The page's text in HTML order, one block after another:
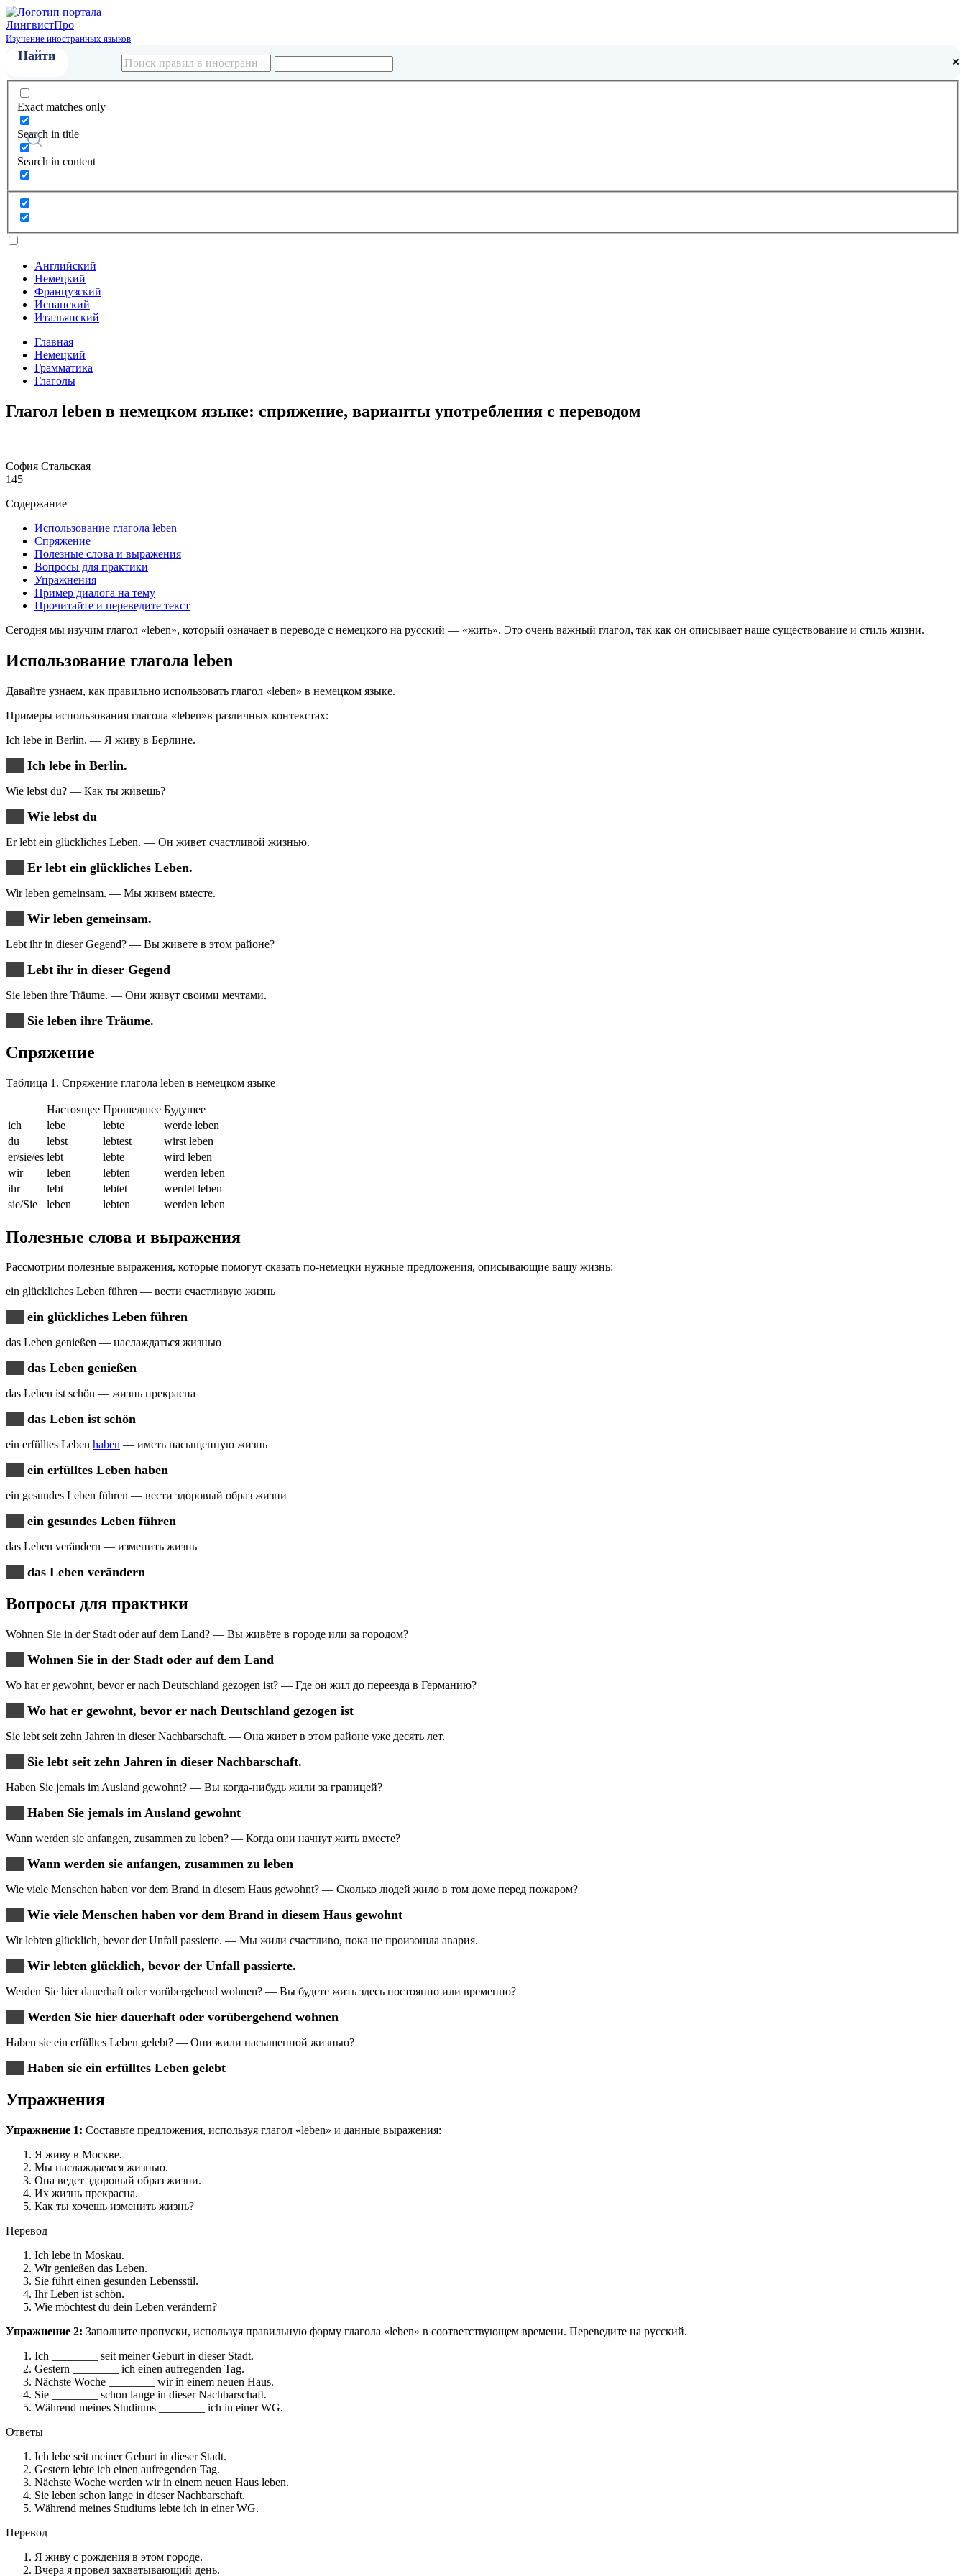
ЛингвистПро
Изучение иностранных языков
Exact matches only
Search in title
Search in content
Английский
Немецкий
Французский
Испанский
Итальянский
Главная
Немецкий
Грамматика
Глаголы
Глагол leben в немецком языке: спряжение, варианты употребления с переводом
София Стальская
145
Содержание
Использование глагола leben
Спряжение
Полезные слова и выражения
Вопросы для практики
Упражнения
Пример диалога на тему
Прочитайте и переведите текст
Сегодня мы изучим глагол «leben», который означает в переводе с немецкого на русский — «жить». Это очень важный глагол, так как он описывает наше существование и стиль жизни.
Использование глагола leben
Давайте узнаем, как правильно использовать глагол «leben» в немецком языке.
Примеры использования глагола «leben»в различных контекстах:
Ich lebe in Berlin. — Я живу в Берлине.
Ich lebe in Berlin.
Wie lebst du? — Как ты живешь?
Wie lebst du
Er lebt ein glückliches Leben. — Он живет счастливой жизнью.
Er lebt ein glückliches Leben.
Wir leben gemeinsam. — Мы живем вместе.
Wir leben gemeinsam.
Lebt ihr in dieser Gegend? — Вы живете в этом районе?
Lebt ihr in dieser Gegend
Sie leben ihre Träume. — Они живут своими мечтами.
Sie leben ihre Träume.
Спряжение
Таблица 1. Спряжение глагола leben в немецком языке
Настоящее Прошедшее Будущее
ich
lebe lebte
werde leben
du
lebst lebtest
wirst leben
er/sie/es lebt lebte
wird leben
wir
leben lebten
werden leben
ihr
lebt lebtet
werdet leben
sie/Sie
leben lebten werden leben
Полезные слова и выражения
Рассмотрим полезные выражения, которые помогут сказать по-немецки нужные предложения, описывающие вашу жизнь:
ein glückliches Leben führen — вести счастливую жизнь
ein glückliches Leben führen
das Leben genießen — наслаждаться жизнью
das Leben genießen
das Leben ist schön — жизнь прекрасна
das Leben ist schön
ein erfülltes Leben haben — иметь насыщенную жизнь
ein erfülltes Leben haben
ein gesundes Leben führen — вести здоровый образ жизни
ein gesundes Leben führen
das Leben verändern — изменить жизнь
das Leben verändern
Вопросы для практики
Wohnen Sie in der Stadt oder auf dem Land? — Вы живёте в городе или за городом?
Wohnen Sie in der Stadt oder auf dem Land
Wo hat er gewohnt, bevor er nach Deutschland gezogen ist? — Где он жил до переезда в Германию?
Wo hat er gewohnt, bevor er nach Deutschland gezogen ist
Sie lebt seit zehn Jahren in dieser Nachbarschaft. — Она живет в этом районе уже десять лет.
Sie lebt seit zehn Jahren in dieser Nachbarschaft.
Haben Sie jemals im Ausland gewohnt? — Вы когда-нибудь жили за границей?
Haben Sie jemals im Ausland gewohnt
Wann werden sie anfangen, zusammen zu leben? — Когда они начнут жить вместе?
Wann werden sie anfangen, zusammen zu leben
Wie viele Menschen haben vor dem Brand in diesem Haus gewohnt? — Сколько людей жило в том доме перед пожаром?
Wie viele Menschen haben vor dem Brand in diesem Haus gewohnt
Wir lebten glücklich, bevor der Unfall passierte. — Мы жили счастливо, пока не произошла авария.
Wir lebten glücklich, bevor der Unfall passierte.
Werden Sie hier dauerhaft oder vorübergehend wohnen? — Вы будете жить здесь постоянно или временно?
Werden Sie hier dauerhaft oder vorübergehend wohnen
Haben sie ein erfülltes Leben gelebt? — Они жили насыщенной жизнью?
Haben sie ein erfülltes Leben gelebt
Упражнения
Упражнение 1: Составьте предложения, используя глагол «leben» и данные выражения:
Я живу в Москве.
Мы наслаждаемся жизнью.
Она ведет здоровый образ жизни.
Их жизнь прекрасна.
Как ты хочешь изменить жизнь?
Перевод
Ich lebe in Moskau.
Wir genießen das Leben.
Sie führt einen gesunden Lebensstil.
Ihr Leben ist schön.
Wie möchtest du dein Leben verändern?
Упражнение 2: Заполните пропуски, используя правильную форму глагола «leben» в соответствующем времени. Переведите на русский.
Ich ________ seit meiner Geburt in dieser Stadt.
Gestern ________ ich einen aufregenden Tag.
Nächste Woche ________ wir in einem neuen Haus.
Sie ________ schon lange in dieser Nachbarschaft.
Während meines Studiums ________ ich in einer WG.
Ответы
Ich lebe seit meiner Geburt in dieser Stadt.
Gestern lebte ich einen aufregenden Tag.
Nächste Woche werden wir in einem neuen Haus leben.
Sie leben schon lange in dieser Nachbarschaft.
Während meines Studiums lebte ich in einer WG.
Перевод
Я живу с рождения в этом городе.
Вчера я провел захватывающий день.